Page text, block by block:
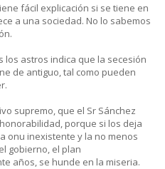
fácil explicación si se tiene en
a una sociedad. No lo sabemos
los astros indica que la secesión
de antiguo, tal como pueden
supremo, que el Sr Sánchez
porque si los deja
onu inexistente y la no menos
gobierno, el plan
años, se hunde en la miseria.